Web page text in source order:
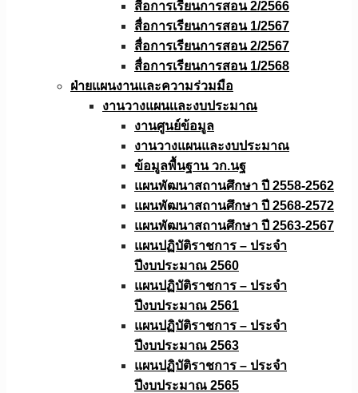
สื่อการเรียนการสอน 2/2566
สื่อการเรียนการสอน 1/2567
สื่อการเรียนการสอน 2/2567
สื่อการเรียนการสอน 1/2568
ฝ่ายแผนงานเเละความร่วมมือ
งานวางแผนเเละงบประมาณ
งานศูนย์ข้อมูล
งานวางแผนและงบประมาณ
ข้อมูลพื้นฐาน วก.นฐ
แผนพัฒนาสถานศึกษา ปี 2558-2562
แผนพัฒนาสถานศึกษา ปี 2568-2572
แผนพัฒนาสถานศึกษา ปี 2563-2567
แผนปฏิบัติราชการ – ประจำ
ปีงบประมาณ 2560
แผนปฏิบัติราชการ – ประจำ
ปีงบประมาณ 2561
แผนปฏิบัติราชการ – ประจำ
ปีงบประมาณ 2563
แผนปฏิบัติราชการ – ประจำ
ปีงบประมาณ 2565